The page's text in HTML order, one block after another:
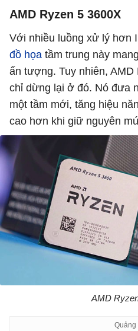
AMD Ryzen 5 3600X
Với nhiều luồng xử lý hơn
đồ họa tầm trung này
ấn tượng. Tuy nhiên, AMD
chỉ dừng lại ở đó. Nó đưa
một tầm mới, tăng hiệu
cao hơn khi giữ nguyên
AMD